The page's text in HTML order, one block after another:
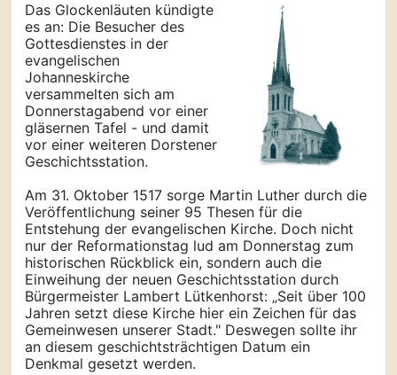
Das Glockenläuten kündigte
es an: Die Besucher des
Gottesdienstes in der
evangelischen
Johanneskirche
versammelten sich am
Donnerstagabend vor einer
gläsernen Tafel - und damit
vor einer weiteren Dorstener
Geschichtsstation.
Am 31. Oktober 1517 sorge Martin Luther durch die
Veröffentlichung seiner 95 Thesen für die
Entstehung der evangelischen Kirche. Doch nicht
nur der Reformationstag lud am Donnerstag zum
historischen Rückblick ein, sondern auch die
Einweihung der neuen Geschichtsstation durch
Bürgermeister Lambert Lütkenhorst: „Seit über 100
Jahren setzt diese Kirche hier ein Zeichen für das
Gemeinwesen unserer Stadt." Deswegen sollte ihr
an diesem geschichtsträchtigen Datum ein
Denkmal gesetzt werden.